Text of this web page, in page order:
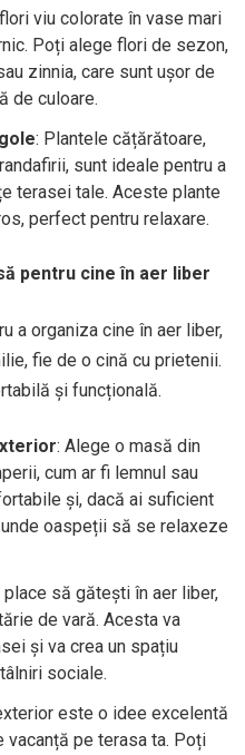
viu colorate în vase mari
Poți alege flori de sezon,
zinnia, care sunt ușor de
de culoare.
: Plantele cățărătoare,
sunt ideale pentru a
terasei tale. Aceste plante
perfect pentru relaxare.
pentru cine în aer liber
a organiza cine în aer liber,
fie de o cină cu prietenii.
și funcțională.
: Alege o masă din
cum ar fi lemnul sau
și, dacă ai suficient
oaspeții să se relaxeze
place să gătești în aer liber,
de vară. Acesta va
și va crea un spațiu
sociale.
este o idee excelentă
vacanță pe terasa ta. Poți